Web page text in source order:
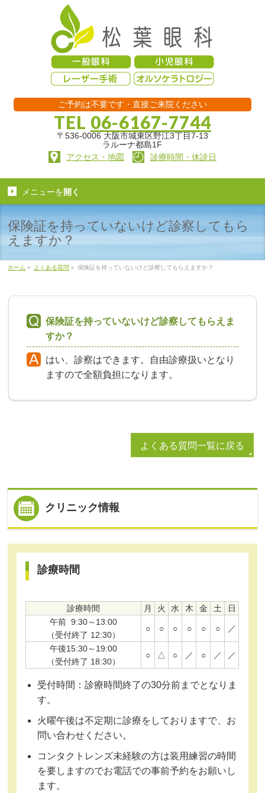
ご予約は不要です・直接ご来院ください
TEL 06-6167-7744
〒536-0006 大阪市城東区野江3丁目7-13
ラルーナ都島1F
アクセス・地図 診療時間・休診日
メニューを開く
保険証を持っていないけど診察してもら
えますか？
ホーム » よくある質問 » 保険証を持っていないけど診察してもらえますか？
保険証を持っていないけど診察してもらえま
すか？
はい、診察はできます。自由診療扱いとなり
ますので全額負担になります。
よくある質問一覧に戻る
クリニック情報
診療時間
診療時間 月 火 水 木 金 土
日
午前 9:30～13:00
（受付終了 12:30）
○ ○ ○ ○ ○ ○ ／
午後15:30～19:00
（受付終了 18:30）
○ △ ○ ／ ○ ／ ／
受付時間：診療時間終了の30分前までとなりま
す。
火曜午後は不定期に診療をしておりますで、お
問い合わせください。
コンタクトレンズ未経験の方は装用練習の時間
を要しますのでお電話での事前予約をお願いし
ます。